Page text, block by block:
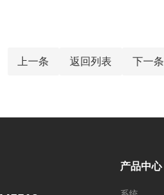
上一条 返回列表 下一条
产品中心